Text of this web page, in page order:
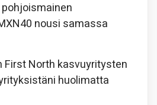
pohjoismainen
nousi samassa
First North kasvuyritysten
huolimatta